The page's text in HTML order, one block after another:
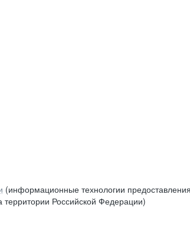
(информационные технологии
Российской Федерации)